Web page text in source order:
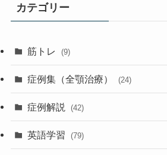
カテゴリー
筋トレ (9)
症例集（全顎治療） (24)
症例解説 (42)
英語学習 (79)